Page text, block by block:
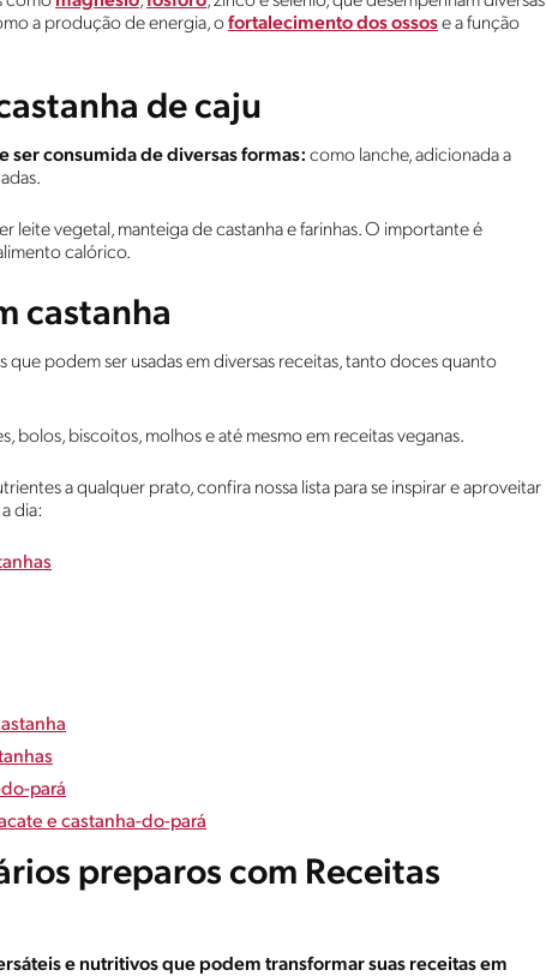
a produção de energia, ofortalecimento dos ossose a função
de caju
ser consumida de diversas formas: como lanche, adicionada a
leite vegetal, manteiga de castanha e farinhas. O importante é
calórico.
castanha
que podem ser usadas em diversas receitas, tanto doces quanto
bolos, biscoitos, molhos e até mesmo em receitas veganas.
a qualquer prato, confira nossa lista para se inspirar e aproveitar
dia:
pará
e castanha-do-pará
preparos com Receitas
e nutritivos que podem transformar suas receitas em